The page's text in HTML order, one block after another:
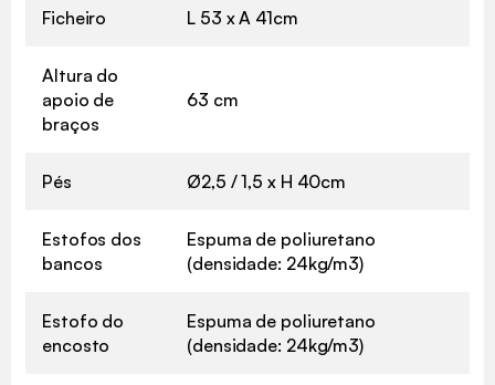
Ficheiro L 53 x A 41cm
Altura do
apoio de
braços
63 cm
Pés Ø2,5 / 1,5 x H 40cm
Estofos dos
bancos
Espuma de poliuretano
(densidade: 24kg/m3)
Estofo do
encosto
Espuma de poliuretano
(densidade: 24kg/m3)